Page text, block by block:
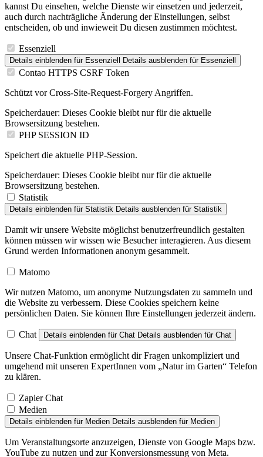
kannst Du einsehen, welche Dienste wir einsetzen und jederzeit,
auch durch nachträgliche Änderung der Einstellungen, selbst
entscheiden, ob und inwieweit Du diesen zustimmen möchtest.
Essenziell
Details einblenden für Essenziell Details ausblenden für Essenziell
Contao HTTPS CSRF Token
Schützt vor Cross-Site-Request-Forgery Angriffen.
Speicherdauer: Dieses Cookie bleibt nur für die aktuelle
Browsersitzung bestehen.
PHP SESSION ID
Speichert die aktuelle PHP-Session.
Speicherdauer: Dieses Cookie bleibt nur für die aktuelle
Browsersitzung bestehen.
Statistik
Details einblenden für Statistik Details ausblenden für Statistik
Damit wir unsere Website möglichst benutzerfreundlich gestalten
können müssen wir wissen wie Besucher interagieren. Aus diesem
Grund werden Informationen anonym gesammelt.
Matomo
Wir nutzen Matomo, um anonyme Nutzungsdaten zu sammeln und
die Website zu verbessern. Diese Cookies speichern keine
persönlichen Daten. Sie können Ihre Einstellungen jederzeit ändern.
Chat Details einblenden für Chat Details ausblenden für Chat
Unsere Chat-Funktion ermöglicht dir Fragen unkompliziert und
umgehend mit unseren ExpertInnen vom „Natur im Garten“ Telefon
zu klären.
Zapier Chat
Medien
Details einblenden für Medien Details ausblenden für Medien
Um Veranstaltungsorte anzuzeigen, Dienste von Google Maps bzw.
YouTube zu nutzen und zur Konversionsmessung von Meta.